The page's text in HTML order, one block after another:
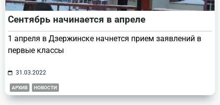
Сентябрь начинается в апреле
1 апреля в Дзержинске начнется прием заявлений в
первые классы
31.03.2022
АРХИВ НОВОСТИ